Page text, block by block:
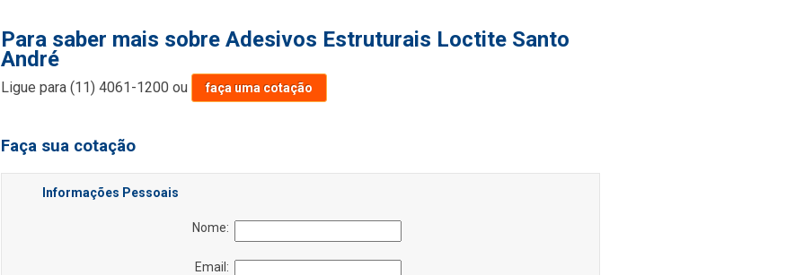
Para saber mais sobre Adesivos Estruturais Loctite Santo
André
Ligue para(11) 4061-1200 ou faça uma cotação
Faça sua cotação
Informações Pessoais
Nome:
Email: